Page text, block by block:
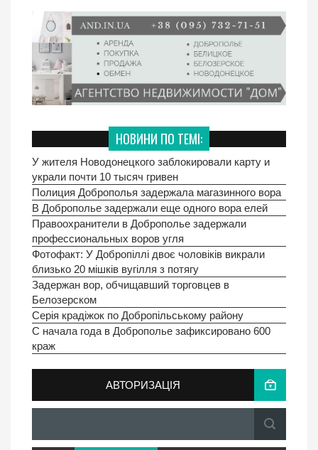
НОВИНИ ПО ТЕМІ:
У жителя Новодонецкого заблокировали карту и
украли почти 10 тысяч гривен
Полиция Доброполья задержала магазинного вора
В Доброполье задержали еще одного вора елей
Правоохранители в Доброполье задержали
профессиональных воров угля
Фотофакт: У Добропіллі двоє чоловіків викрали
близько 20 мішків вугілля з потягу
Задержан вор, обчищавший торговцев в
Белозерском
Серія крадіжок по Добропільському району
С начала года в Доброполье зафиксировано 600
краж
АВТОРИЗАЦІЯ